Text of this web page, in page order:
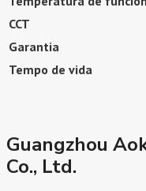
CCT
Garantia
Tempo de vida
Guangzhou
Co., Ltd.